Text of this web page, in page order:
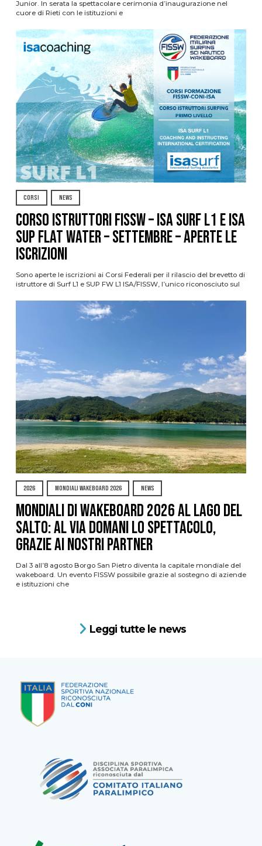
Junior. In serata la spettacolare cerimonia d’inaugurazione nel
cuore di Rieti con le istituzioni e
CORSI NEWS
CORSO ISTRUTTORI FISSW – ISA SURF L1 e ISA
SUP Flat Water – SETTEMBRE – APERTE LE
ISCRIZIONI
Sono aperte le iscrizioni ai Corsi Federali per il rilascio del brevetto di
istruttore di Surf L1 e SUP FW L1 ISA/FISSW, l’unico riconosciuto sul
2026 MONDIALI WAKEBOARD 2026 NEWS
Mondiali di Wakeboard 2026 al Lago del
Salto: al via domani lo spettacolo,
grazie ai nostri Partner
Dal 3 all’8 agosto Borgo San Pietro diventa la capitale mondiale del
wakeboard. Un evento FISSW possibile grazie al sostegno di aziende
e istituzioni che
Leggi tutte le news